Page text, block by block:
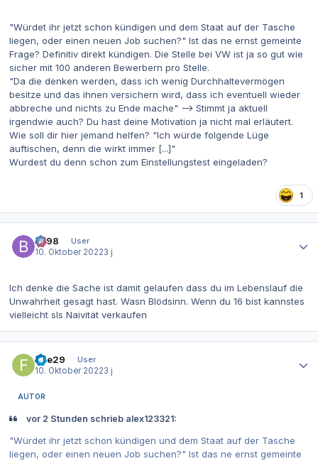
"Würdet ihr jetzt schon kündigen und dem Staat auf der Tasche
liegen, oder einen neuen Job suchen?" Ist das ne ernst gemeinte
Frage? Definitiv direkt kündigen. Die Stelle bei VW ist ja so gut wie
sicher mit 100 anderen Bewerbern pro Stelle.
"Da die denken werden, dass ich wenig Durchhaltevermögen
besitze und das ihnen versichern wird, dass ich eventuell wieder
abbreche und nichts zu Ende mache" --> Stimmt ja aktuell
irgendwie auch? Du hast deine Motivation ja nicht mal erläutert.
Wie soll dir hier jemand helfen? "Ich würde folgende Lüge
auftischen, denn die wirkt immer [...]"
Wurdest du denn schon zum Einstellungstest eingeladen?
1
be98
User
10. Oktober 20223 j
Ich denke die Sache ist damit gelaufen dass du im Lebenslauf die
Unwahrheit gesagt hast. Wasn Blödsinn. Wenn du 16 bist kannstes
vielleicht sls Naivität verkaufen
fiae29
User
10. Oktober 20223 j
AUTOR
vor 2 Stunden schrieb alex123321:
"Würdet ihr jetzt schon kündigen und dem Staat auf der Tasche
liegen, oder einen neuen Job suchen?" Ist das ne ernst gemeinte